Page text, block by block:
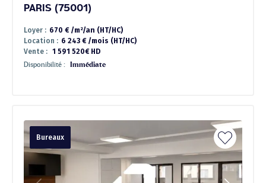
PARIS (75001)
Loyer : 670 € /m²/an (HT/HC)
Location : 6 243 € /mois (HT/HC)
Vente : 1 591 520€ HD
Disponibilité : Immédiate
Bureaux